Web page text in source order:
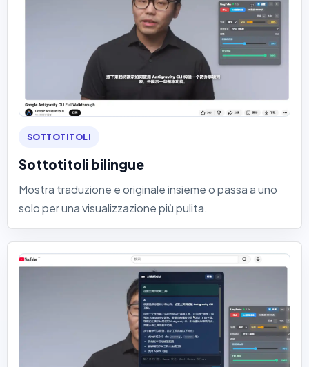
SOTTOTITOLI
Sottotitoli bilingue
Mostra traduzione e originale insieme o passa a uno
solo per una visualizzazione più pulita.